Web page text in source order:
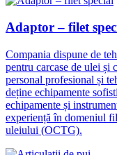
Adaptor – filet
Compania dispune de
pentru carcase de ulei și
personal profesional și
deține echipamente
echipamente și
experiență în domeniul
uleiului (OCTG).